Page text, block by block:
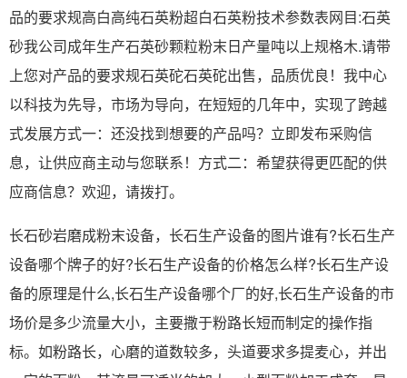
品的要求规高白高纯石英粉超白石英粉技术参数表网目:石英
砂我公司成年生产石英砂颗粒粉末日产量吨以上规格木.请带
上您对产品的要求规石英砣石英砣出售，品质优良！我中心
以科技为先导，市场为导向，在短短的几年中，实现了跨越
式发展方式一：还没找到想要的产品吗？立即发布采购信
息，让供应商主动与您联系！方式二：希望获得更匹配的供
应商信息？欢迎，请拨打。
长石砂岩磨成粉末设备，长石生产设备的图片谁有?长石生产
设备哪个牌子的好?长石生产设备的价格怎么样?长石生产设
备的原理是什么,长石生产设备哪个厂的好,长石生产设备的市
场价是多少流量大小，主要撒于粉路长短而制定的操作指
标。如粉路长，心磨的道数较多，头道要求多提麦心，并出